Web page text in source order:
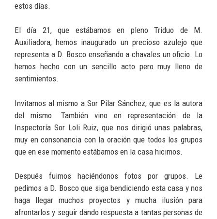
estos días.
El día 21, que estábamos en pleno Triduo de M.
Auxiliadora, hemos inaugurado un precioso azulejo que
representa a D. Bosco enseñando a chavales un oficio. Lo
hemos hecho con un sencillo acto pero muy lleno de
sentimientos.
Invitamos al mismo a Sor Pilar Sánchez, que es la autora
del mismo. También vino en representación de la
Inspectoría Sor Loli Ruiz, que nos dirigió unas palabras,
muy en consonancia con la oración que todos los grupos
que en ese momento estábamos en la casa hicimos.
Después fuimos haciéndonos fotos por grupos. Le
pedimos a D. Bosco que siga bendiciendo esta casa y nos
haga llegar muchos proyectos y mucha ilusión para
afrontarlos y seguir dando respuesta a tantas personas de